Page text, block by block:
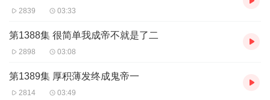
2839 03:33
第1388集 很简单我成帝不就是了二
2898 03:08
第1389集 厚积薄发终成鬼帝一
2814 03:49